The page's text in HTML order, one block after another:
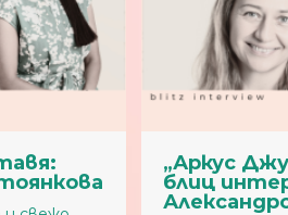
Джуниър“ представя:
интервю с Деница